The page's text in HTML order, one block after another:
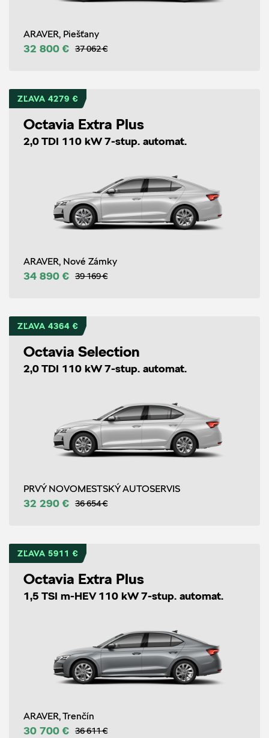
ARAVER, Piešťany
32 800 € 37 062 €
ZĽAVA 4279 €
Octavia Extra Plus
2,0 TDI 110 kW 7-stup. automat.
ARAVER, Nové Zámky
34 890 € 39 169 €
ZĽAVA 4364 €
Octavia Selection
2,0 TDI 110 kW 7-stup. automat.
PRVÝ NOVOMESTSKÝ AUTOSERVIS
32 290 € 36 654 €
ZĽAVA 5911 €
Octavia Extra Plus
1,5 TSI m-HEV 110 kW 7-stup. automat.
ARAVER, Trenčín
30 700 € 36 611 €